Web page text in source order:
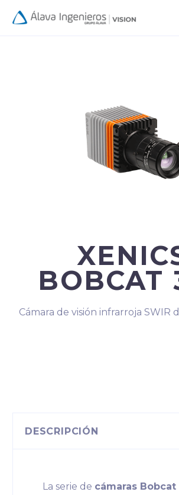
BOBCAT
Cámara de visión infrarroja SWIR
DESCRIPCIÓN
La serie de cámaras Bobcat